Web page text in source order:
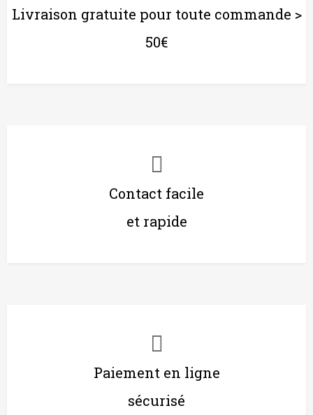
Livraison gratuite pour toute commande >
50€
Contact facile
et rapide
Paiement en ligne
sécurisé